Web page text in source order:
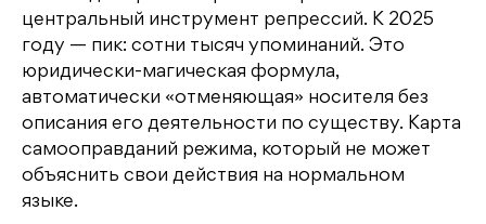
центральный инструмент репрессий. К 2025
году — пик: сотни тысяч упоминаний. Это
юридически-магическая формула,
автоматически «отменяющая» носителя без
описания его деятельности по существу. Карта
самооправданий режима, который не может
объяснить свои действия на нормальном
языке.